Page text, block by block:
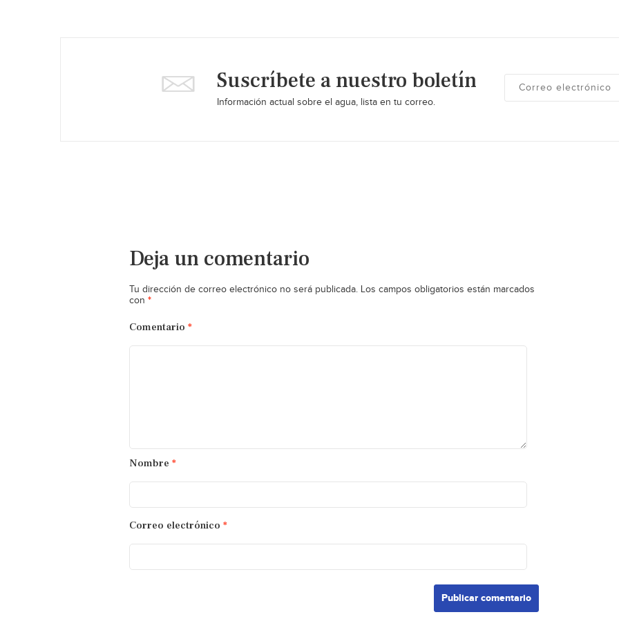
Suscríbete a nuestro boletín
Información actual sobre el agua, lista en tu correo.
Deja un comentario
Tu dirección de correo electrónico no será publicada. Los campos obligatorios están marcados
con *
Comentario *
Nombre *
Correo electrónico *